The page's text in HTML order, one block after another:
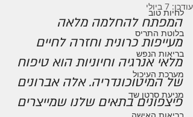
לחיות טוב
בלוטת התריס
בריאות הנפש
מערכת העיכול
מניעת סרטן שד
עודכן: 7 ביולי
המפתח להחלמה מלאה
מעייפות כרונית וחזרה לחיים
מלאי אנרגיה וחיוניות הוא טיפוח
של המיטוכונדריה. אלה אברונים
פיצפונים בתאים שלנו שמייצרים